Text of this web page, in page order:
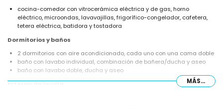
cocina-comedor con vitrocerámica eléctrica y de gas, horno
eléctrico, microondas, lavavajillas, frigorífico-congelador, cafetera,
tetera eléctrica, batidora y tostadora
Dormitorios y baños
2 dormitorios con aire acondicionado, cada uno con una cama doble
baño con lavabo individual, combinación de bañera/ducha y aseo
baño con lavabo doble, ducha y aseo
MÁS...